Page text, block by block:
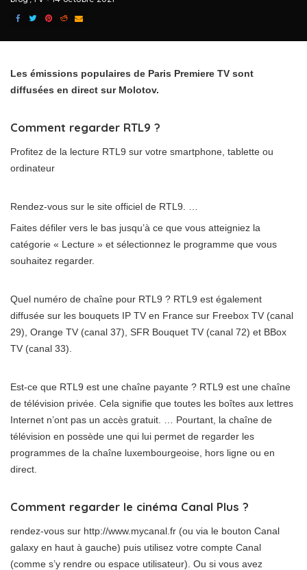
Les émissions populaires de Paris Premiere TV sont
diffusées en direct sur Molotov.
Comment regarder RTL9 ?
Profitez de la lecture RTL9 sur votre smartphone, tablette ou
ordinateur
Rendez-vous sur le site officiel de RTL9. …
Faites défiler vers le bas jusqu’à ce que vous atteigniez la
catégorie « Lecture » et sélectionnez le programme que vous
souhaitez regarder.
Quel numéro de chaîne pour RTL9 ? RTL9 est également
diffusée sur les bouquets IP TV en France sur Freebox TV (canal
29), Orange TV (canal 37), SFR Bouquet TV (canal 72) et BBox
TV (canal 33).
Est-ce que RTL9 est une chaîne payante ? RTL9 est une chaîne
de télévision privée. Cela signifie que toutes les boîtes aux lettres
Internet n’ont pas un accès gratuit. … Pourtant, la chaîne de
télévision en possède une qui lui permet de regarder les
programmes de la chaîne luxembourgeoise, hors ligne ou en
direct.
Comment regarder le cinéma Canal Plus ?
rendez-vous sur http://www.mycanal.fr (ou via le bouton Canal
galaxy en haut à gauche) puis utilisez votre compte Canal
(comme s’y rendre ou espace utilisateur). Ou si vous avez